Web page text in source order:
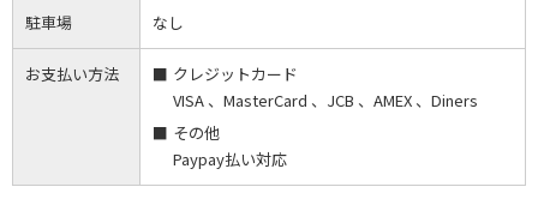
駐車場 なし
お支払い方法
クレジットカード
VISA 、MasterCard 、JCB 、AMEX 、Diners
その他
Paypay払い対応